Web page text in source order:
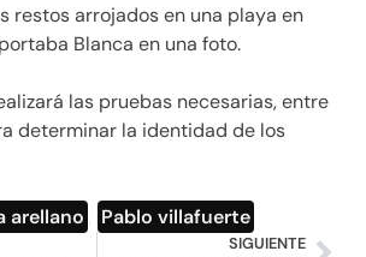
restos arrojados en una playa en
Blanca en una foto.
las pruebas necesarias, entre
determinar la identidad de los
arellano Pablo villafuerte
SIGUIENTE